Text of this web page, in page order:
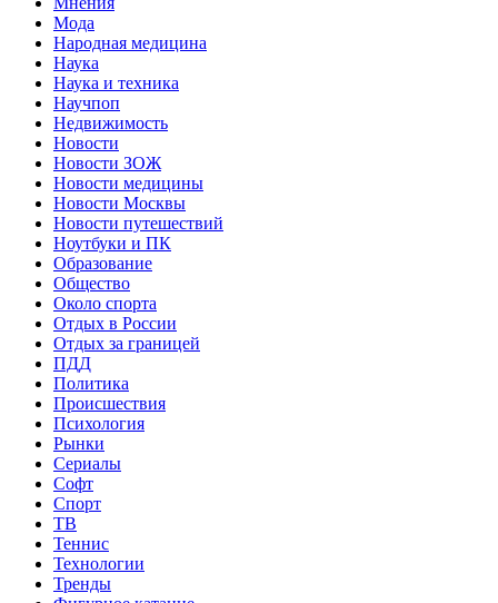
Мода
Народная медицина
Наука
Наука и техника
Научпоп
Недвижимость
Новости
Новости ЗОЖ
Новости медицины
Новости Москвы
Новости путешествий
Ноутбуки и ПК
Образование
Общество
Около спорта
Отдых в России
Отдых за границей
ПДД
Политика
Происшествия
Психология
Рынки
Сериалы
Софт
Спорт
ТВ
Теннис
Технологии
Тренды